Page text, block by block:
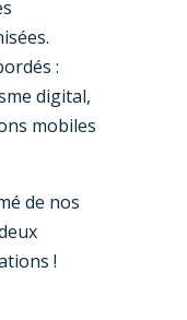
:
digital,
mobiles
de nos
!